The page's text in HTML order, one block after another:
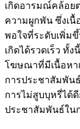
เกิดอารมณ์คล้อย
ความผูกพัน ซึ่งเนื้
พอใจที่ระดับเพิ่ม
เกิดได้รวดเร็ว ทั้ง
โฆษณาที่มีเนื้อหา
การประชาสัมพัน
การไม่สูบบุหรี่ได้ดี
ประชาสัมพันธ์ใน